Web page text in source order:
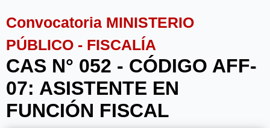
Convocatoria MINISTERIO
PÚBLICO - FISCALÍA
CAS N° 052 - CÓDIGO AFF-
07: ASISTENTE EN
FUNCIÓN FISCAL